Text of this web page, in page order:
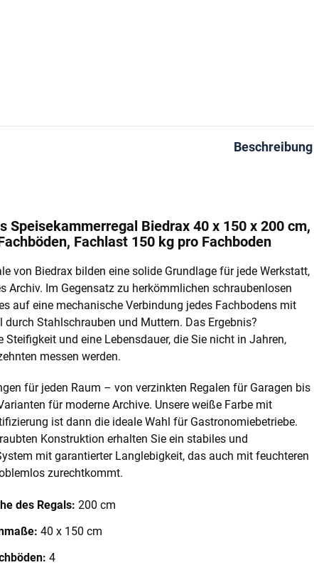
Beschreibung
Speisekammerregal Biedrax 40 x 150 x 200 cm,
Fachlast 150 kg pro Fachboden
von Biedrax bilden eine solide Grundlage für jede Werkstatt,
Archiv. Im Gegensatz zu herkömmlichen schraubenlosen
auf eine mechanische Verbindung jedes Fachbodens mit
durch Stahlschrauben und Muttern. Das Ergebnis?
Steifigkeit und eine Lebensdauer, die Sie nicht in Jahren,
messen werden.
für jeden Raum – von verzinkten Regalen für Garagen bis
für moderne Archive. Unsere weiße Farbe mit
ist dann die ideale Wahl für Gastronomiebetriebe.
Konstruktion erhalten Sie ein stabiles und
mit garantierter Langlebigkeit, das auch mit feuchteren
zurechtkommt.
des Regals: 200 cm
40 x 150 cm
4